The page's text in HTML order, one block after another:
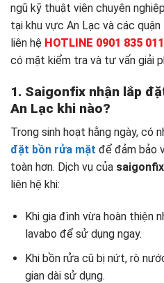
ngũ kỹ thuật viên chuyên
tại khu vực An Lạc và các
liên hệ HOTLINE 0901 835 011
có mặt kiểm tra và tư vấn giải
1. Saigonfix nhận lắp
An Lạc khi nào?
Trong sinh hoạt hằng ngày, có
đặt bồn rửa mặt để đảm bảo
toàn hơn. Dịch vụ của saigonfix
liên hệ khi:
Khi gia đình vừa hoàn thiện
lavabo để sử dụng ngay.
Khi bồn rửa cũ bị nứt, rò
gian dài sử dụng.